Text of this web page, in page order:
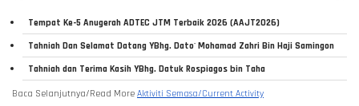
Tempat Ke-5 Anugerah ADTEC JTM Terbaik 2026 (AAJT2026)
Tahniah Dan Selamat Datang YBhg. Dato' Mohamad Zahri Bin Haji Samingon
Tahniah dan Terima Kasih YBhg. Datuk Rospiagos bin Taha
Baca Selanjutnya/Read More Aktiviti Semasa/Current Activity